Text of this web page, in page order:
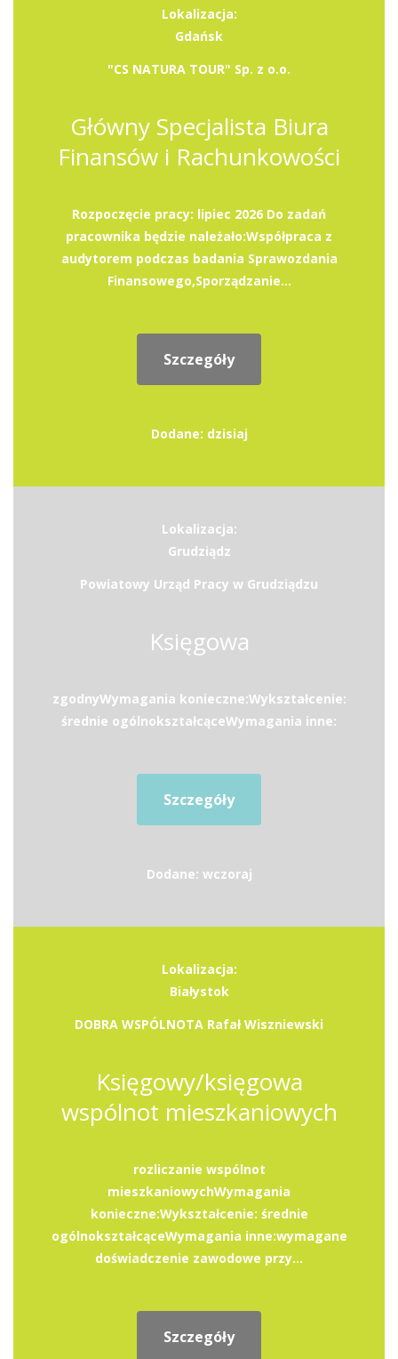
Lokalizacja:
Gdańsk
"CS NATURA TOUR" Sp. z o.o.
Główny Specjalista Biura
Finansów i Rachunkowości
Rozpoczęcie pracy: lipiec 2026 Do zadań
pracownika będzie należało:Współpraca z
audytorem podczas badania Sprawozdania
Finansowego,Sporządzanie...
Szczegóły
Dodane: dzisiaj
Lokalizacja:
Grudziądz
Powiatowy Urząd Pracy w Grudziądzu
Księgowa
zgodnyWymagania konieczne:Wykształcenie:
średnie ogólnokształcąceWymagania inne:
Szczegóły
Dodane: wczoraj
Lokalizacja:
Białystok
DOBRA WSPÓLNOTA Rafał Wiszniewski
Księgowy/księgowa
wspólnot mieszkaniowych
rozliczanie wspólnot
mieszkaniowychWymagania
konieczne:Wykształcenie: średnie
ogólnokształcąceWymagania inne:wymagane
doświadczenie zawodowe przy...
Szczegóły